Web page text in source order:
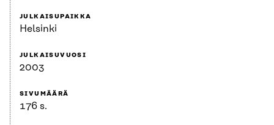
JULKAISUPAIKKA
Helsinki
JULKAISUVUOSI
2003
SIVUMÄÄRÄ
176 s.